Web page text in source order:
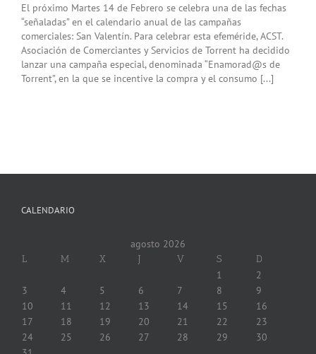
El próximo Martes 14 de Febrero se celebra una de las fechas
“señaladas” en el calendario anual de las campañas
comerciales: San Valentín. Para celebrar esta efeméride, ACST.
Asociación de Comerciantes y Servicios de Torrent ha decidido
lanzar una campaña especial, denominada “Enamorad@s de
Torrent”, en la que se incentive la compra y el consumo [...]
CALENDARIO
agosto 2026
L M X J V S D
1
2
3
4 5 6 7 8
9
10
11 12 13 14 15
16
17
18 19 20 21 22
23
24
25 26 27 28 29
30